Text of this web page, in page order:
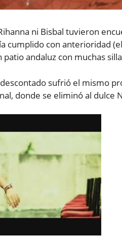
ni Bisbal tuvieron
cumplido con anterioridad
patio andaluz con muchas
sufrió el mismo
donde se eliminó al dulce